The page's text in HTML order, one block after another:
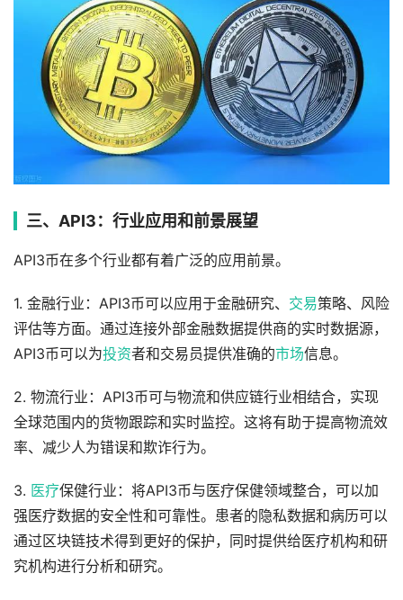
三、API3：行业应用和前景展望
API3币在多个行业都有着广泛的应用前景。
1. 金融行业：API3币可以应用于金融研究、 交易策略、风险
评估等方面。通过连接外部金融数据提供商的实时数据源，
API3币可以为投资者和交易员提供准确的市场信息。
2. 物流行业：API3币可与物流和供应链行业相结合，实现
全球范围内的货物跟踪和实时监控。这将有助于提高物流效
率、减少人为错误和欺诈行为。
3. 医疗保健行业：将API3币与医疗保健领域整合，可以加
强医疗数据的安全性和可靠性。患者的隐私数据和病历可以
通过区块链技术得到更好的保护，同时提供给医疗机构和研
究机构进行分析和研究。